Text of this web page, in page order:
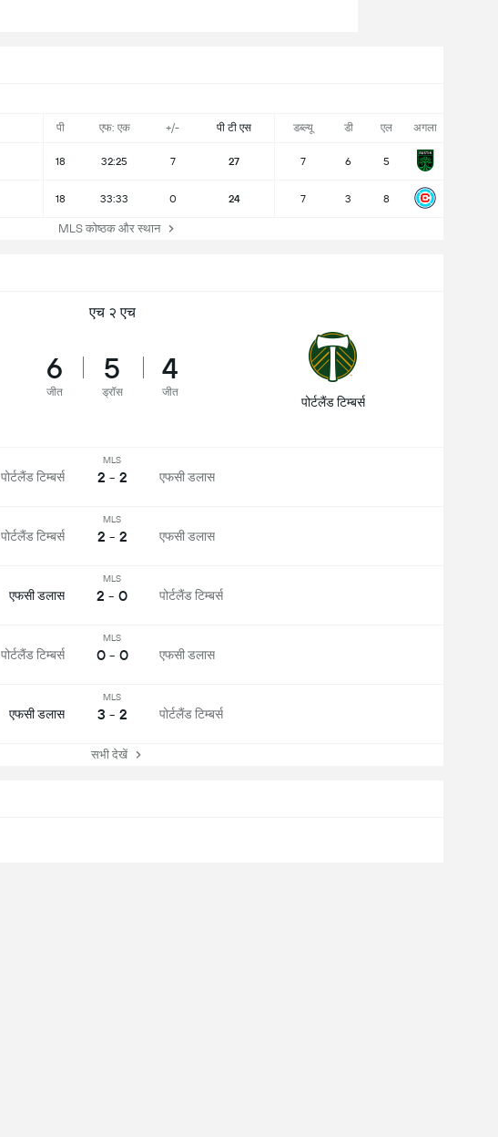
पी एफ: एक +/- पी टी एस डब्ल्यू डी एल अगला
18 32:25 7 27 7 6 5
18 33:33 0 24 7 3 8
MLS कोष्ठक और स्थान
एच २ एच
6
जीत
5
ड्रॉस
4
जीत
पोर्टलैंड टिम्बर्स
पोर्टलैंड टिम्बर्स
MLS
2 - 2 एफसी डलास
पोर्टलैंड टिम्बर्स
MLS
2 - 2 एफसी डलास
एफसी डलास
MLS
2 - 0 पोर्टलैंड टिम्बर्स
पोर्टलैंड टिम्बर्स
MLS
0 - 0 एफसी डलास
एफसी डलास
MLS
3 - 2 पोर्टलैंड टिम्बर्स
सभी देखें